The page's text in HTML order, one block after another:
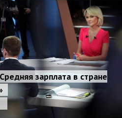
зарплата в стране